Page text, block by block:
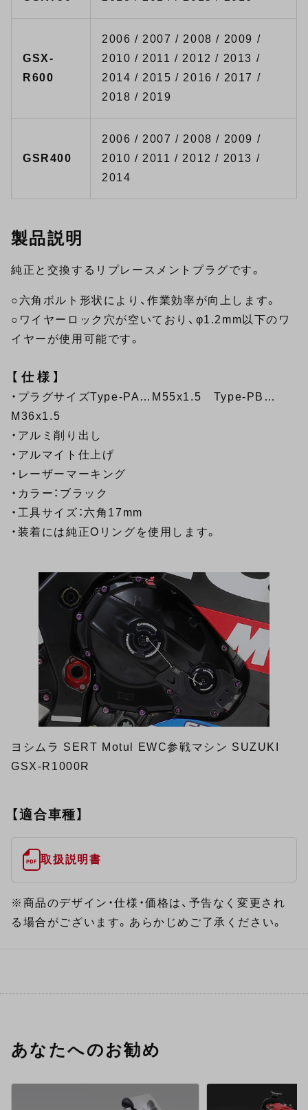
GSX-
R600
2006 / 2007 / 2008 / 2009 /
2010 / 2011 / 2012 / 2013 /
2014 / 2015 / 2016 / 2017 /
2018 / 2019
GSR400
2006 / 2007 / 2008 / 2009 /
2010 / 2011 / 2012 / 2013 /
2014
製品説明
純正と交換するリプレースメントプラグです。
○六角ボルト形状により、作業効率が向上します。
○ワイヤーロック穴が空いており、φ1.2mm以下のワ
イヤーが使用可能です。
【仕様】
・プラグサイズType-PA…M55x1.5 Type-PB…
M36x1.5
・アルミ削り出し
・アルマイト仕上げ
・レーザーマーキング
・カラー：ブラック
・工具サイズ：六角17mm
・装着には純正Oリングを使用します。
ヨシムラ SERT Motul EWC参戦マシン SUZUKI
GSX-R1000R
【適合車種】
取扱説明書
※商品のデザイン・仕様・価格は、予告なく変更され
る場合がございます。あらかじめご了承ください。
あなたへのお勧め